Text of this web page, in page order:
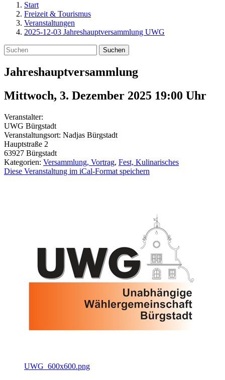
Start
Freizeit & Tourismus
Veranstaltungen
2025-12-03 Jahreshauptversammlung UWG
Suchen
Jahreshauptversammlung
Mittwoch, 3. Dezember 2025 19:00 Uhr
Veranstalter:
UWG Bürgstadt
Veranstaltungsort: Nadjas Bürgstadt
Hauptstraße 2
63927 Bürgstadt
Kategorien: Versammlung, Vortrag, Fest, Kulinarisches
Diese Veranstaltung im iCal-Format speichern
UWG_600x600.png